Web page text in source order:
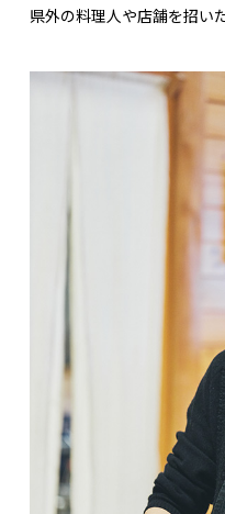
県外の料理人や店舗を招い